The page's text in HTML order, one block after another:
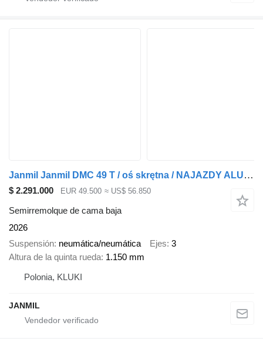
Janmil Janmil DMC 49 T / oś skrętna / NAJAZDY ALU 24T / poszerzana /
$ 2.291.000 EUR 49.500 ≈ US$ 56.850
Semirremolque de cama baja
2026
Suspensión neumática/neumática Ejes 3
Altura de la quinta rueda 1.150 mm
Polonia, KLUKI
JANMIL